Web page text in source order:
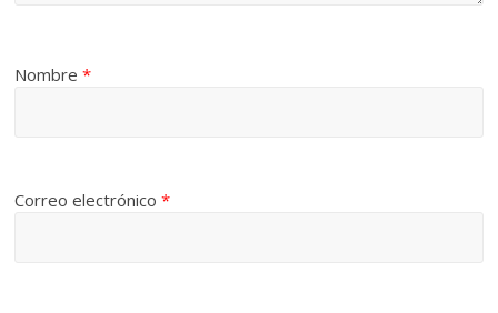
Nombre*
Correo electrónico*